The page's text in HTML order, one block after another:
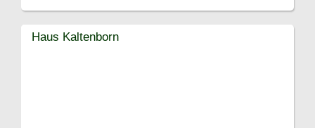
Haus Kaltenborn